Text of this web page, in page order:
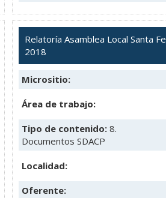
Relatoría Asamblea Local Santa Fe
2018
Micrositio:
Área de trabajo:
Tipo de contenido: 8.
Documentos SDACP
Localidad:
Oferente: